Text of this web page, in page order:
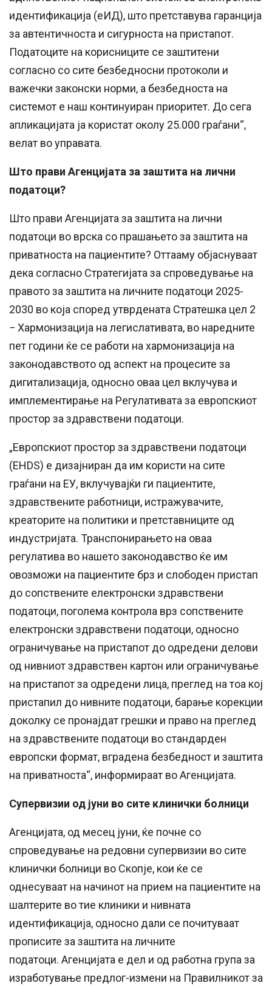
идентификација (еИД), што претставува гаранција
за автентичноста и сигурноста на пристапот.
Податоците на корисниците се заштитени
согласно со сите безбедносни протоколи и
важечки законски норми, а безбедноста на
системот е наш континуиран приоритет. До сега
апликацијата ја користат околу 25.000 граѓани“,
велат во управата.
Што прави Агенцијата за заштита на лични
податоци?
Што прави Агенцијата за заштита на лични
податоци во врска со прашањето за заштита на
приватноста на пациентите? Оттааму објаснуваат
дека согласно Стратегијата за спроведување на
правото за заштита на личните податоци 2025-
2030 во која според утврдената Стратешка цел 2
− Хармонизација на легислативата, во наредните
пет години ќе се работи на хармонизација на
законодавството од аспект на процесите за
дигитализација, односно оваа цел вклучува и
имплементирање на Регулативата за европскиот
простор за здравствени податоци.
„Европскиот простор за здравствени податоци
(EHDS) е дизајниран да им користи на сите
граѓани на ЕУ, вклучувајќи ги пациентите,
здравствените работници, истражувачите,
креаторите на политики и претставниците од
индустријата. Транспонирањето на оваа
регулатива во нашето законодавство ќе им
овозможи на пациентите брз и слободен пристап
до сопствените електронски здравствени
податоци, поголема контрола врз сопствените
електронски здравствени податоци, односно
ограничување на пристапот до одредени делови
од нивниот здравствен картон или ограничување
на пристапот за одредени лица, преглед на тоа кој
пристапил до нивните податоци, барање корекции
доколку се пронајдат грешки и право на преглед
на здравствените податоци во стандарден
европски формат, вградена безбедност и заштита
на приватноста“, информираат во Агенцијата.
Супервизии од јуни во сите клинички болници
Агенцијата, од месец јуни, ќе почне со
спроведување на редовни супервизии во сите
клинички болници во Скопје, кои ќе се
однесуваат на начинот на прием на пациентите на
шалтерите во тие клиники и нивната
идентификација, односно дали се почитуваат
прописите за заштита на личните
податоци. Агенцијата е дел и од работна група за
изработување предлог-измени на Правилникот за